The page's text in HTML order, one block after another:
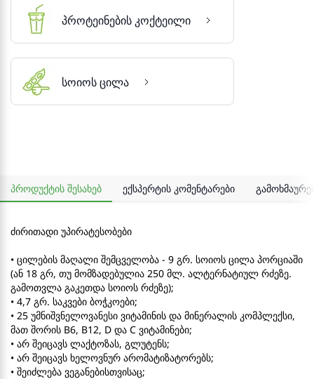
პროტეინების კოქტეილი
სოიოს ცილა
პროდუქტის შესახებ ექსპერტის კომენტარები
ძირითადი უპირატესობები
• ცილების მაღალი შემცველობა - 9 გრ. სოიოს ცილა პორციაში
(ან 18 გრ, თუ მომზადებულია 250 მლ. ალტერნატიულ რძეზე.
გამოთვლა გაკეთდა სოიოს რძეზე);
• 4,7 გრ. საკვები ბოჭკოები;
• 25 უმნიშვნელოვანესი ვიტამინის და მინერალის კომპლექსი,
მათ შორის B6, B12, D და С ვიტამინები;
• არ შეიცავს ლაქტოზას, გლუტენს;
• არ შეიცავს ხელოვნურ არომატიზატორებს;
• შეიძლება ვეგანებისთვისაც;